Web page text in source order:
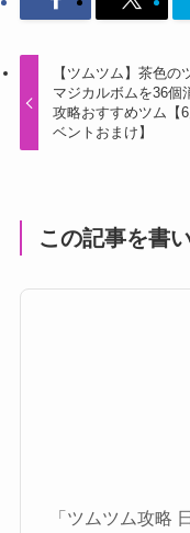
【ツムツム】茶色の
マジカルボムを36個
攻略おすすめツム【
ベントおまけ】
この記事を書
「ツムツム攻略